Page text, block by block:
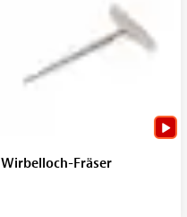
Wirbelloch-Fräser